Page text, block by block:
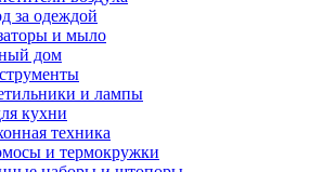
за одеждой
и мыло
дом
и лампы
кухни
техника
и термокружки